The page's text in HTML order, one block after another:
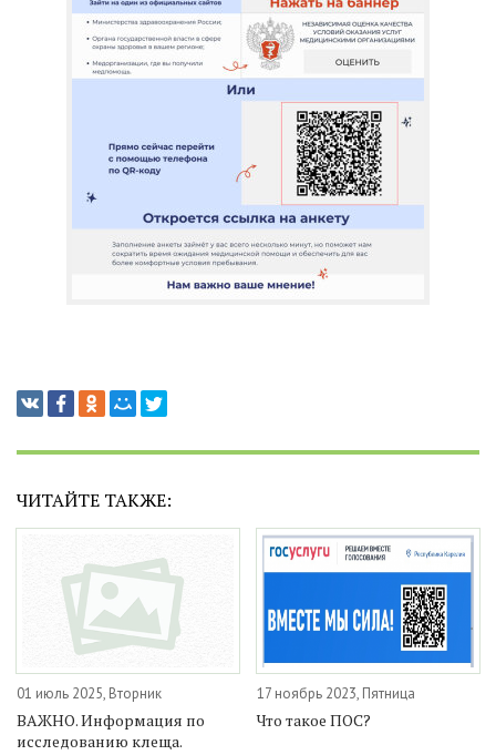
ЧИТАЙТЕ ТАКЖЕ:
01 июль 2025, Вторник
ВАЖНО. Информация по
исследованию клеща.
17 ноябрь 2023, Пятница
Что такое ПОС?